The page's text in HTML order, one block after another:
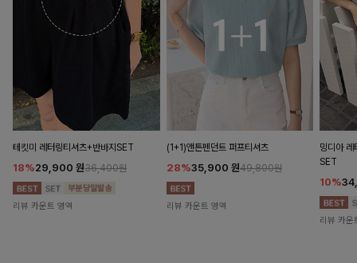
테킷미 레터링티셔츠+반바지SET
18%29,900 원36,400원
리뷰 카운트 영역
(1+1)앤튼펜던트 퍼프티셔츠
28%35,900 원49,800원
리뷰 카운트 영역
밍디아 레
SET
10%
리뷰 카운